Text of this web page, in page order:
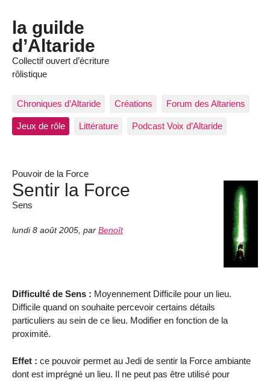
la guilde
d’Altaride
Collectif ouvert d’écriture
rôlistique
Chroniques d’Altaride Créations Forum des Altariens
Jeux de rôle Littérature Podcast Voix d’Altaride
Pouvoir de la Force
Sentir la Force
Sens
lundi 8 août 2005 par Benoît
Difficulté de Sens : Moyennement Difficile pour un lieu.
Difficile quand on souhaite percevoir certains détails
particuliers au sein de ce lieu. Modifier en fonction de la
proximité.
Effet : ce pouvoir permet au Jedi de sentir la Force ambiante
dont est imprégné un lieu. Il ne peut pas être utilisé pour